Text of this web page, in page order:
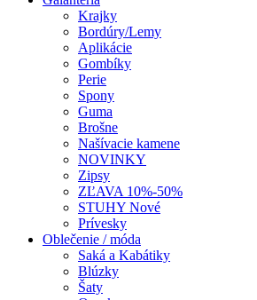
Krajky
Bordúry/Lemy
Aplikácie
Gombíky
Perie
Spony
Guma
Brošne
Našívacie kamene
NOVINKY
Zipsy
ZĽAVA 10%-50%
STUHY Nové
Prívesky
Oblečenie / móda
Saká a Kabátiky
Blúzky
Šaty